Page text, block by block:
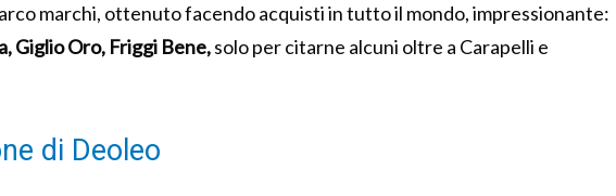
marchi, ottenuto facendo acquisti in tutto il mondo, impressionante:
Giglio Oro, Friggi Bene,solo per citarne alcuni oltre a Carapelli e
di Deoleo